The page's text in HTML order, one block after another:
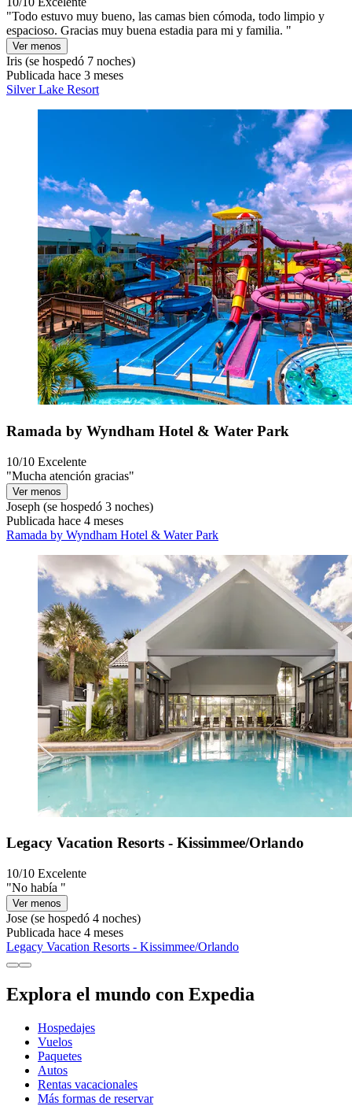
"Todo estuvo muy bueno, las camas bien cómoda, todo limpio y
espacioso. Gracias muy buena estadia para mi y familia. "
Ver menos
Iris (se hospedó 7 noches)
Publicada hace 3 meses
Silver Lake Resort
Ramada by Wyndham Hotel & Water Park
10/10 Excelente
"Mucha atención gracias"
Ver menos
Joseph (se hospedó 3 noches)
Publicada hace 4 meses
Ramada by Wyndham Hotel & Water Park
Legacy Vacation Resorts - Kissimmee/Orlando
10/10 Excelente
"No había "
Ver menos
Jose (se hospedó 4 noches)
Publicada hace 4 meses
Legacy Vacation Resorts - Kissimmee/Orlando
Explora el mundo con Expedia
Hospedajes
Vuelos
Paquetes
Autos
Rentas vacacionales
Más formas de reservar